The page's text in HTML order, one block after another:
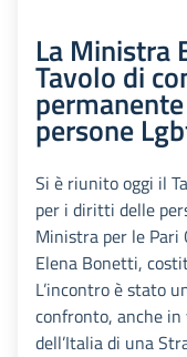
La Ministra
Tavolo di
persone
Si è riunito oggi il
per i diritti delle
Ministra per le Pari
Elena Bonetti,
L’incontro è stato
confronto, anche in
dell’Italia di una